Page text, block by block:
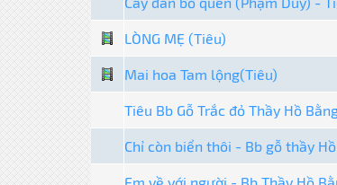
LÒNG MẸ (Tiêu)
Mai hoa Tam lộng(Tiêu)
Tiêu Bb Gỗ Trắc đỏ Thầy Hồ
Chỉ còn biển thôi - Bb gỗ thầy